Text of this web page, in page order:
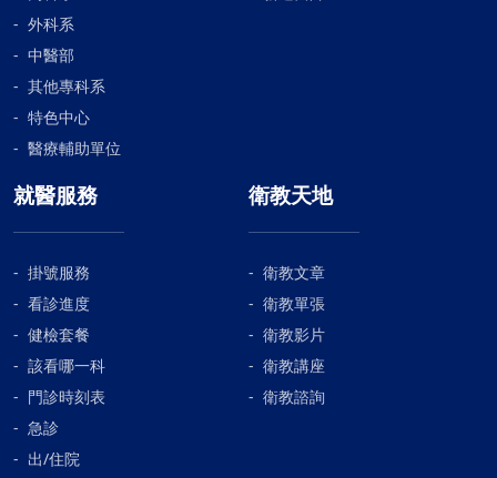
外科系
中醫部
其他專科系
特色中心
醫療輔助單位
就醫服務
掛號服務
看診進度
健檢套餐
該看哪一科
門診時刻表
急診
出/住院
衛教天地
衛教文章
衛教單張
衛教影片
衛教講座
衛教諮詢